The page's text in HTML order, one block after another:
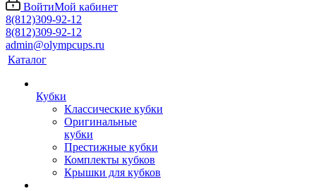
ВойтиМой кабинет
8(812)309-92-12
8(812)309-92-12
admin@olympcups.ru
Каталог
Кубки
Классические кубки
Оригинальные
кубки
Престижные кубки
Комплекты кубков
Крышки для кубков